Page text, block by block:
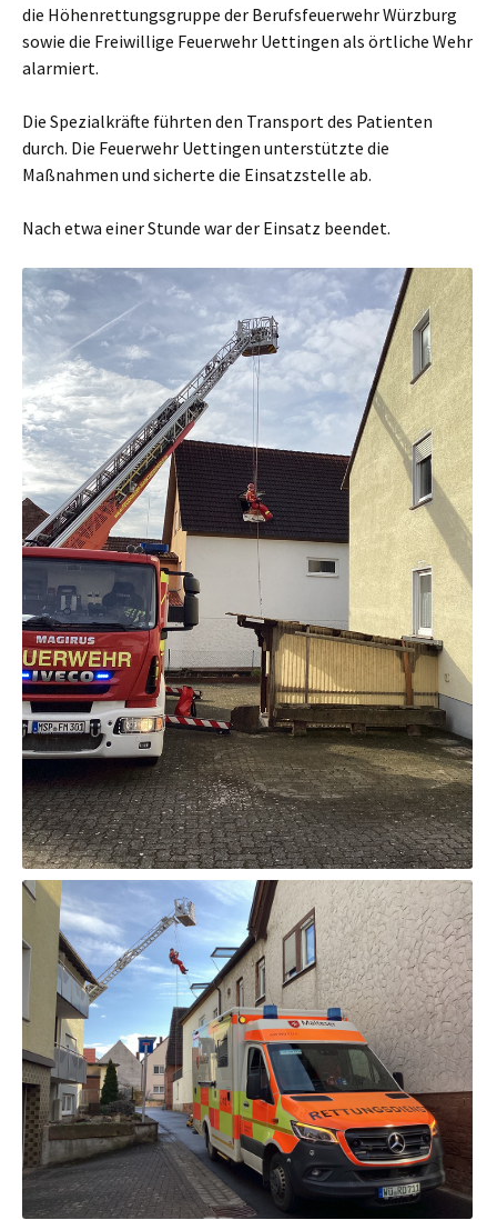
die Höhenrettungsgruppe der Berufsfeuerwehr Würzburg
sowie die Freiwillige Feuerwehr Uettingen als örtliche Wehr
alarmiert.
Die Spezialkräfte führten den Transport des Patienten
durch. Die Feuerwehr Uettingen unterstützte die
Maßnahmen und sicherte die Einsatzstelle ab.
Nach etwa einer Stunde war der Einsatz beendet.